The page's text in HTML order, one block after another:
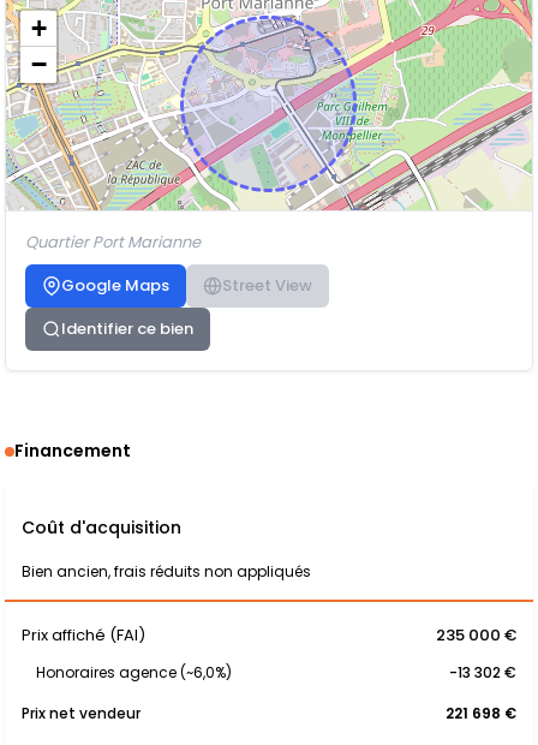
+
−
Quartier Port Marianne
Google Maps
Street View
Identifier ce bien
Financement
Coût d'acquisition
Bien ancien, frais réduits non appliqués
Prix affiché (FAI) 235 000 €
Honoraires agence (~6,0%)
-13 302 €
Prix net vendeur
221 698 €